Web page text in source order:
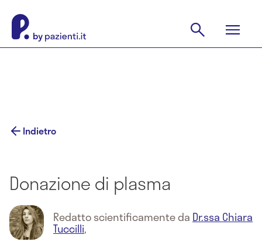
Indietro
Donazione di plasma
Redatto scientificamente da Dr.ssa Chiara
Tuccilli,